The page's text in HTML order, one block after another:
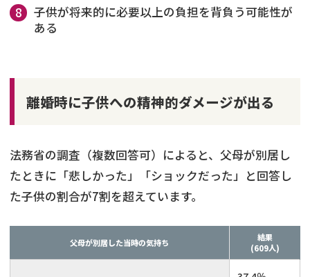
子供が将来的に必要以上の負担を背負う可能性が
ある
離婚時に子供への精神的ダメージが出る
法務省の調査（複数回答可）によると、父母が別居し
たときに「悲しかった」「ショックだった」と回答し
た子供の割合が7割を超えています。
父母が別居した当時の気持ち
結果
(609人)